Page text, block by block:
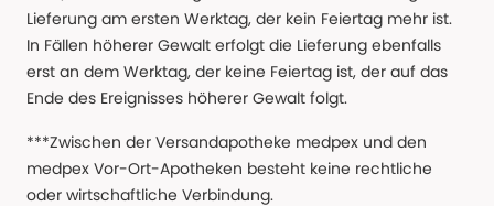
Lieferung am ersten Werktag, der kein Feiertag mehr ist.
In Fällen höherer Gewalt erfolgt die Lieferung ebenfalls
erst an dem Werktag, der keine Feiertag ist, der auf das
Ende des Ereignisses höherer Gewalt folgt.
***Zwischen der Versandapotheke medpex und den
medpex Vor-Ort-Apotheken besteht keine rechtliche
oder wirtschaftliche Verbindung.